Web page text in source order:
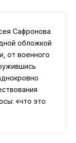
Сафронова
обложкой
от военного
«что это
так?» и
на